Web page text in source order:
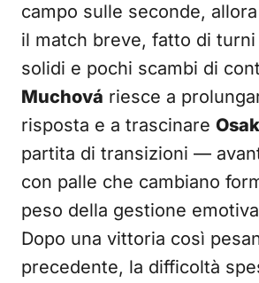
campo sulle seconde,
il match breve, fatto di
solidi e pochi scambi di
Muchová riesce a
risposta e a trascinare
partita di transizioni —
con palle che cambiano
peso della gestione
Dopo una vittoria così
precedente, la difficoltà